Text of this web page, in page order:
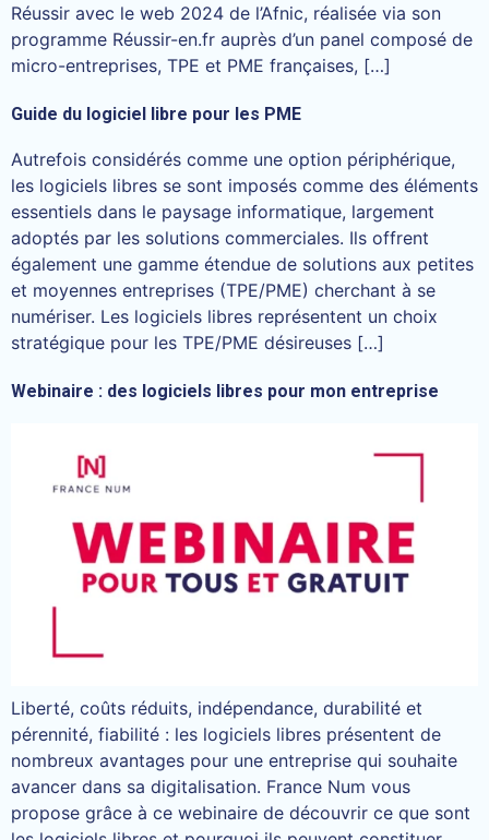
Réussir avec le web 2024 de l’Afnic, réalisée via son
programme Réussir-en.fr auprès d’un panel composé de
micro-entreprises, TPE et PME françaises, […]
Guide du logiciel libre pour les PME
Autrefois considérés comme une option périphérique,
les logiciels libres se sont imposés comme des éléments
essentiels dans le paysage informatique, largement
adoptés par les solutions commerciales. Ils offrent
également une gamme étendue de solutions aux petites
et moyennes entreprises (TPE/PME) cherchant à se
numériser. Les logiciels libres représentent un choix
stratégique pour les TPE/PME désireuses […]
Webinaire : des logiciels libres pour mon entreprise
Liberté, coûts réduits, indépendance, durabilité et
pérennité, fiabilité : les logiciels libres présentent de
nombreux avantages pour une entreprise qui souhaite
avancer dans sa digitalisation. France Num vous
propose grâce à ce webinaire de découvrir ce que sont